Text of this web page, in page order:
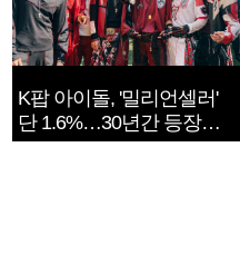
K팝 아이돌, '밀리언셀러'
단 1.6%…30년간 등장
1182개팀 전수조사